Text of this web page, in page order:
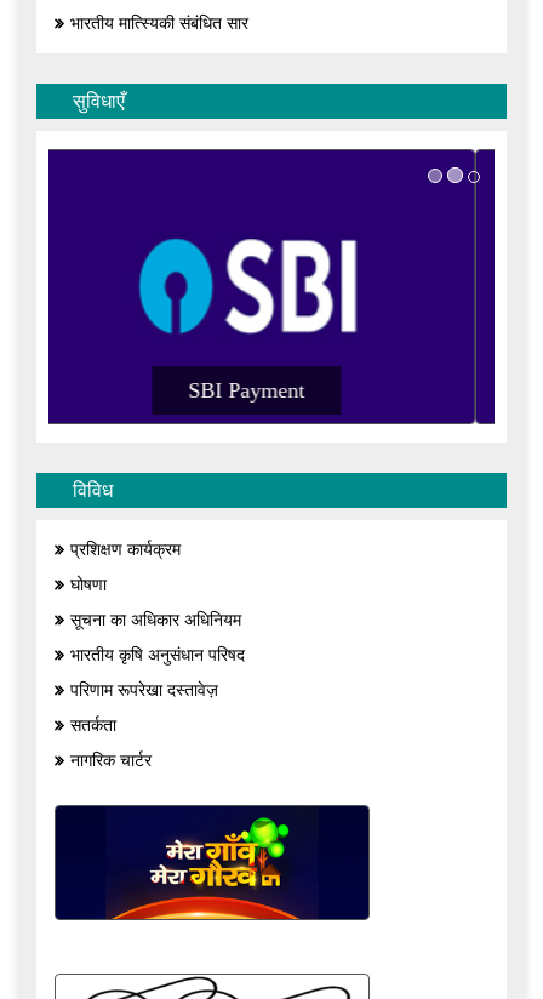
भारतीय मात्स्यिकी संबंधित सार
सुविधाएँ
SBI Payment
विविध
प्रशिक्षण कार्यक्रम
घोषणा
सूचना का अधिकार अधिनियम
भारतीय कृषि अनुसंधान परिषद
परिणाम रूपरेखा दस्तावेज़
सतर्कता
नागरिक चार्टर